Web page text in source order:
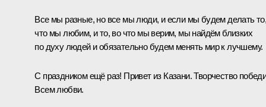
Все мы разные, но все мы люди, и если мы будем делать
что мы любим, и то, во что мы верим, мы найдём близких
по духу людей и обязательно будем менять мир к лучшему.
С праздником ещё раз! Привет из Казани. Творчество
Всем любви.